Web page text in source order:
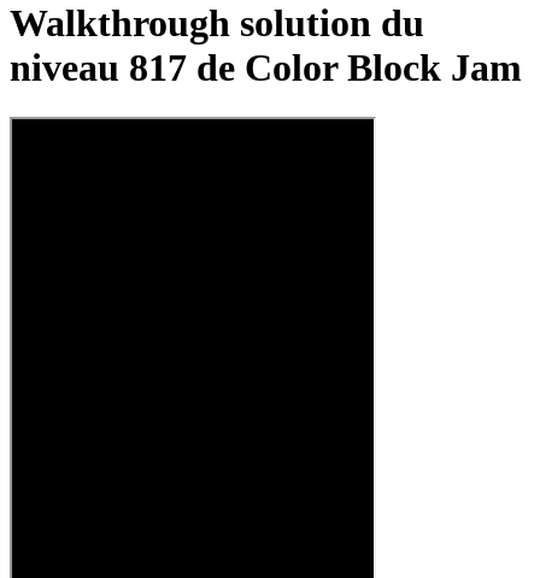
Walkthrough solution du
niveau 817 de Color Block Jam